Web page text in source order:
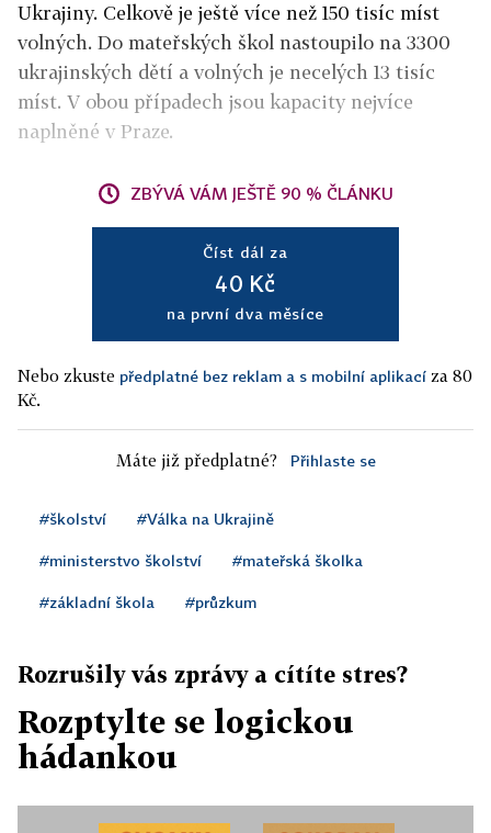
Ukrajiny. Celkově je ještě více než 150 tisíc míst
volných. Do mateřských škol nastoupilo na 3300
ukrajinských dětí a volných je necelých 13 tisíc
míst. V obou případech jsou kapacity nejvíce
naplněné v Praze.
ZBÝVÁ VÁM JEŠTĚ 90 % ČLÁNKU
Číst dál za
40 Kč
na první dva měsíce
Nebo zkuste předplatné bez reklam a s mobilní aplikací za 80
Kč.
Máte již předplatné? Přihlaste se
#školství #Válka na Ukrajině
#ministerstvo školství #mateřská školka
#základní škola #průzkum
Rozrušily vás zprávy a cítíte stres?
Rozptylte se logickou
hádankou